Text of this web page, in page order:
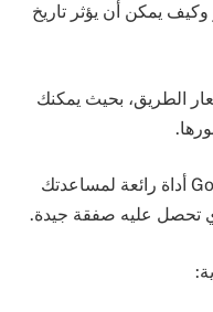
يمكن أن يؤثر تاريخ
الطريق، بحيث يمكنك
تجعل هذه الميزات من Google Flights أداة رائعة لمساعدتك
تحصل عليه صفقة جيدة.